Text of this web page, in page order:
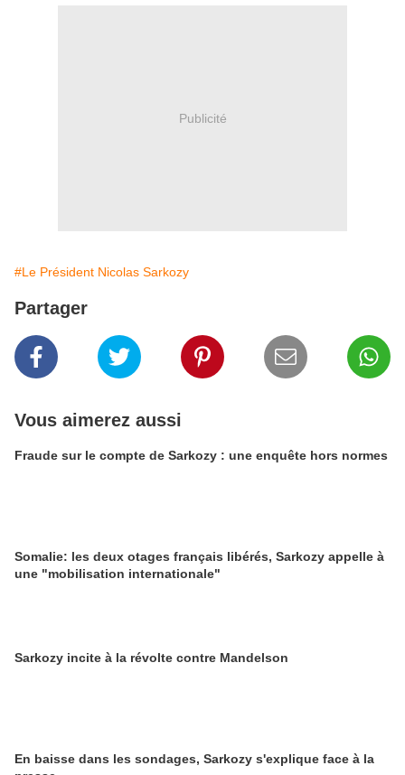
Publicité
#Le Président Nicolas Sarkozy
Partager
Vous aimerez aussi
Fraude sur le compte de Sarkozy : une enquête hors normes
Somalie: les deux otages français libérés, Sarkozy appelle à
une "mobilisation internationale"
Sarkozy incite à la révolte contre Mandelson
En baisse dans les sondages, Sarkozy s'explique face à la